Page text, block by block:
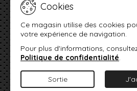
Cookies
Ce magasin utilise des cookies
votre expérience de navigation.
Pour plus d'informations,
Politique de confidentialité.
Sortie
LETTRE D'INFORMATIONS